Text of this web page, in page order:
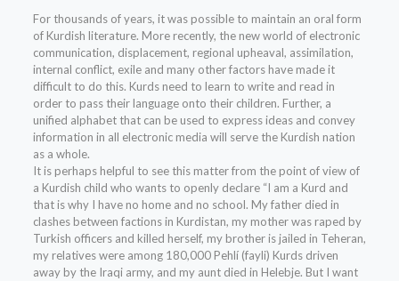
For thousands of years, it was possible to maintain an oral form
of Kurdish literature. More recently, the new world of electronic
communication, displacement, regional upheaval, assimilation,
internal conflict, exile and many other factors have made it
difficult to do this. Kurds need to learn to write and read in
order to pass their language onto their children. Further, a
unified alphabet that can be used to express ideas and convey
information in all electronic media will serve the Kurdish nation
as a whole.
It is perhaps helpful to see this matter from the point of view of
a Kurdish child who wants to openly declare “I am a Kurd and
that is why I have no home and no school. My father died in
clashes between factions in Kurdistan, my mother was raped by
Turkish officers and killed herself, my brother is jailed in Teheran,
my relatives were among 180,000 Pehlí (fayli) Kurds driven
away by the Iraqi army, and my aunt died in Helebje. But I want